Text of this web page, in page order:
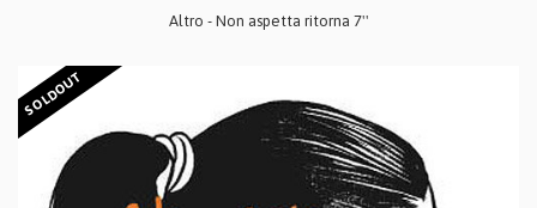
Altro - Non aspetta ritorna 7''
SOLDOUT